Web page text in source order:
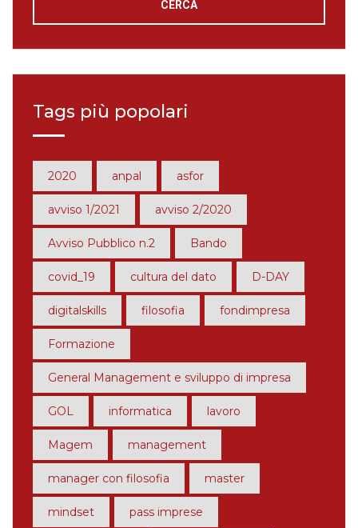
Tags più popolari
2020 anpal asfor
avviso 1/2021 avviso 2/2020
Avviso Pubblico n.2 Bando
covid_19 cultura del dato D-DAY
digitalskills filosofia fondimpresa
Formazione
General Management e sviluppo di impresa
GOL informatica lavoro
Magem management
manager con filosofia master
mindset pass imprese